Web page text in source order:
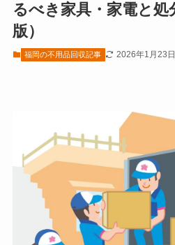
るべき家具・家電と処
版）
福岡の不用品回収記事 2026年1月23日